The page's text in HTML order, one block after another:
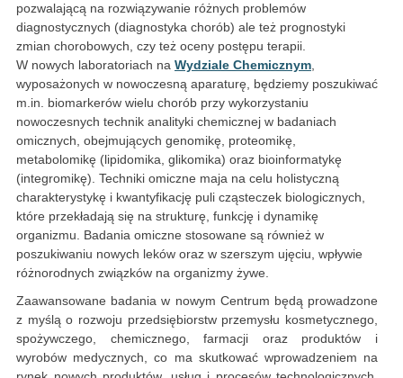
pozwalającą na rozwiązywanie różnych problemów
diagnostycznych (diagnostyka chorób) ale też prognostyki
zmian chorobowych, czy też oceny postępu terapii.
W nowych laboratoriach na Wydziale Chemicznym,
wyposażonych w nowoczesną aparaturę, będziemy poszukiwać
m.in. biomarkerów wielu chorób przy wykorzystaniu
nowoczesnych technik analityki chemicznej w badaniach
omicznych, obejmujących genomikę, proteomikę,
metabolomikę (lipidomika, glikomika) oraz bioinformatykę
(integromikę). Techniki omiczne maja na celu holistyczną
charakterystykę i kwantyfikację puli cząsteczek biologicznych,
które przekładają się na strukturę, funkcję i dynamikę
organizmu. Badania omiczne stosowane są również w
poszukiwaniu nowych leków oraz w szerszym ujęciu, wpływie
różnorodnych związków na organizmy żywe.
Zaawansowane badania w nowym Centrum będą prowadzone
z myślą o rozwoju przedsiębiorstw przemysłu kosmetycznego,
spożywczego, chemicznego, farmacji oraz produktów i
wyrobów medycznych, co ma skutkować wprowadzeniem na